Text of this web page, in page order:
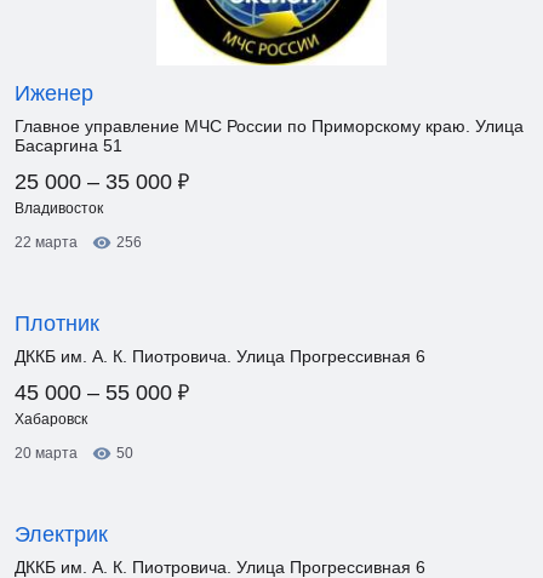
Иженер
Главное управление МЧС России по Приморскому краю. Улица
Басаргина 51
25 000 – 35 000 ₽
Владивосток
22 марта
256
Плотник
ДККБ им. А. К. Пиотровича. Улица Прогрессивная 6
45 000 – 55 000 ₽
Хабаровск
20 марта
50
Электрик
ДККБ им. А. К. Пиотровича. Улица Прогрессивная 6